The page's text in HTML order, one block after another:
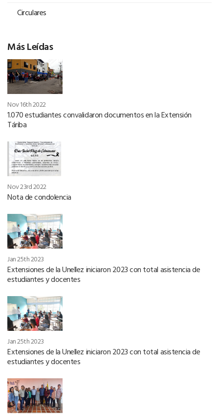
Circulares
Más Leídas
Nov 16th 2022
1.070 estudiantes convalidaron documentos en la Extensión
Táriba
Nov 23rd 2022
Nota de condolencia
Jan 25th 2023
Extensiones de la Unellez iniciaron 2023 con total asistencia de
estudiantes y docentes
Jan 25th 2023
Extensiones de la Unellez iniciaron 2023 con total asistencia de
estudiantes y docentes